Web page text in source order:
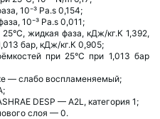
10⁻³ Pa.s 0,154;
10⁻³ Pa.s 0,011;
жидкая фаза, кДж/кг.К 1,392,
бар, кДж/кг.К 0,905;
при 25°C при 1,013 бар
— слабо воспламеняемый;
DESP — A2L, категория 1;
слоя — 0.